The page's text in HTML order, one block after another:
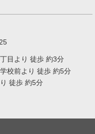
目より 徒歩 約3分
校前より 徒歩 約5分
徒歩 約5分